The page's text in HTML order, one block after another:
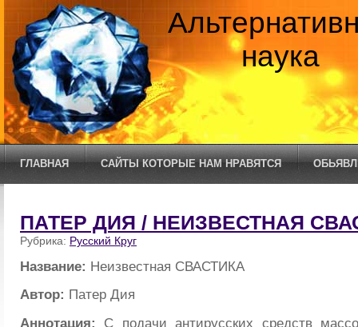
наука
ГЛАВНАЯ САЙТЫ КОТОРЫЕ НАМ НРАВЯТСЯ
ПАТЕР ДИЯ / НЕИЗВЕСТНАЯ
Рубрика: Русский Круг
Название: Неизвестная СВАСТИКА
Автор: Патер Дия
Аннотация: С подачи антирусских средств